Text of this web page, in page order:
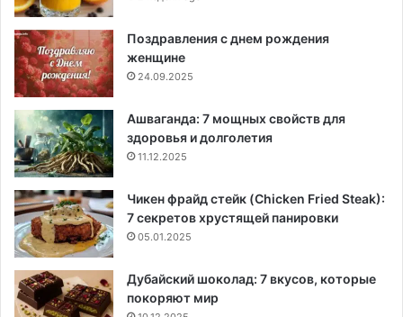
Поздравления с днем рождения
женщине
24.09.2025
Ашваганда: 7 мощных свойств для
здоровья и долголетия
11.12.2025
Чикен фрайд стейк (Chicken Fried Steak):
7 секретов хрустящей панировки
05.01.2025
Дубайский шоколад: 7 вкусов, которые
покоряют мир